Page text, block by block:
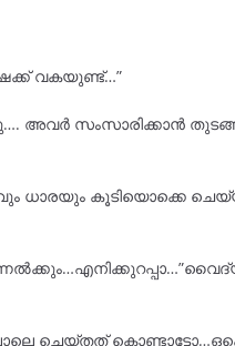
വകയുണ്ട്…”
അവർ സംസാരിക്കാൻ
ധാരയും കൂടിയൊക്കെ
പോലെ ചെയ്തത്